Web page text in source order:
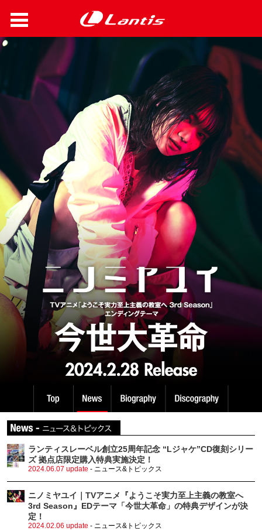
ランティスレーベル創立25周年記念 “Lジャケ”CD復刻シリー
ズ 拠点店限定購入特典実施決定！
2024.06.07 update - ニュース&トピックス
ニノミヤユイ｜TVアニメ『ようこそ実力至上主義の教室へ
3rd Season』EDテーマ「今世大革命」の特典デザインが決
定！
2024.02.06 update - ニュース&トピックス